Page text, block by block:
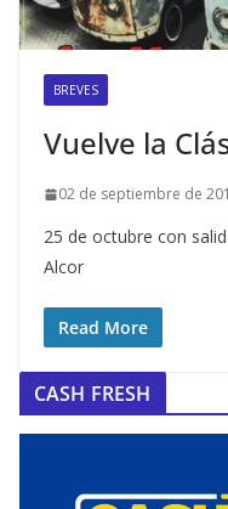
BREVES
Vuelve la
02 de septiembre de
25 de octubre con
Alcor
Read More
CASH FRESH